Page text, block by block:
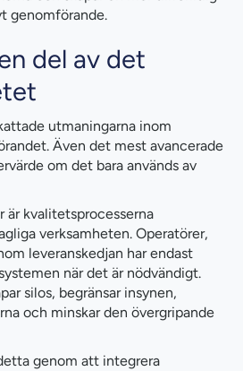
genomförande.
del av det
utmaningarna inom
Även det mest avancerade
om det bara används av
är kvalitetsprocesserna
verksamheten. Operatörer,
leveranskedjan har endast
när det är nödvändigt.
silos, begränsar insynen,
och minskar den övergripande
genom att integrera